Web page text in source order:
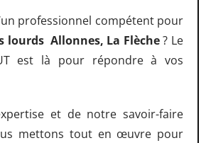
professionnel compétent pour
lourds Allonnes, La Flèche? Le
est là pour répondre à vos
et de notre savoir-faire
mettons tout en œuvre pour